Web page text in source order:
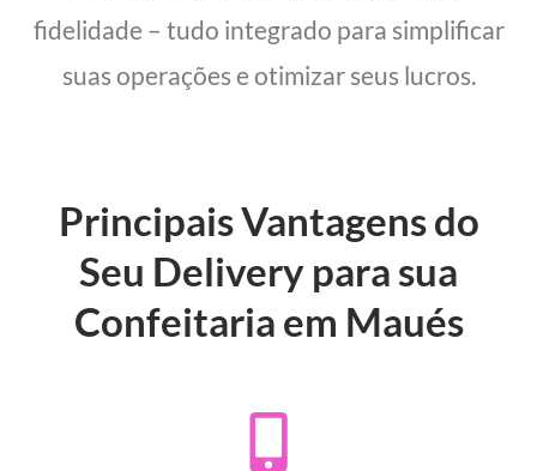
fidelidade – tudo integrado para simplificar
suas operações e otimizar seus lucros.
Principais Vantagens do
Seu Delivery para sua
Confeitaria em Maués